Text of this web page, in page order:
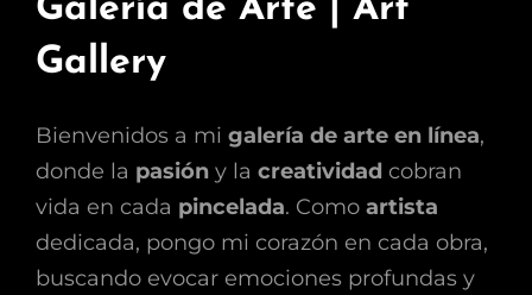
Galería de Arte | Art
Gallery
Bienvenidos a mi galería de arte en línea,
donde la pasión y la creatividad cobran
vida en cada pincelada. Como artista
dedicada, pongo mi corazón en cada obra,
buscando evocar emociones profundas y